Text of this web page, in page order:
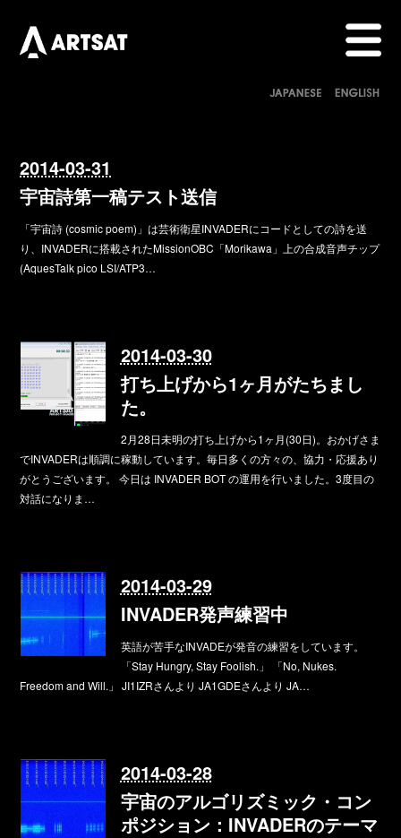
2014-03-31
宇宙詩第一稿テスト送信
「宇宙詩 (cosmic poem)」は芸術衛星INVADERにコードとしての詩を送
り、INVADERに搭載されたMissionOBC「Morikawa」上の合成音声チップ
(AquesTalk pico LSI/ATP3…
2014-03-30
打ち上げから1ヶ月がたちまし
た。
2月28日未明の打ち上げから1ヶ月(30日)。おかげさま
でINVADERは順調に稼動しています。毎日多くの方々の、協力・応援あり
がとうございます。 今日は INVADER BOT の運用を行いました。3度目の
対話になりま…
2014-03-29
INVADER発声練習中
英語が苦手なINVADEが発音の練習をしています。
「Stay Hungry, Stay Foolish.」 「No, Nukes.
Freedom and Will.」 JI1IZRさんより JA1GDEさんより JA…
2014-03-28
宇宙のアルゴリズミック・コン
ポジション：INVADERのテーマ